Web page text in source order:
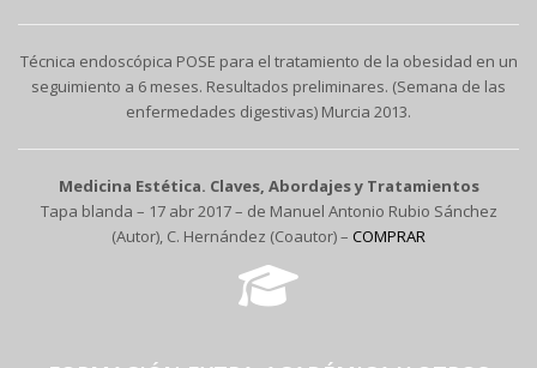
Técnica endoscópica POSE para el tratamiento de la obesidad en un
seguimiento a 6 meses. Resultados preliminares. (Semana de las
enfermedades digestivas) Murcia 2013.
Medicina Estética. Claves, Abordajes y Tratamientos
Tapa blanda – 17 abr 2017 – de Manuel Antonio Rubio Sánchez
(Autor), C. Hernández (Coautor) – COMPRAR